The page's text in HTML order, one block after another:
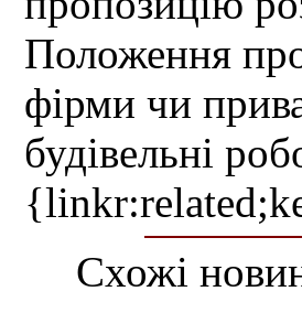
Положення
фірми чи
будівельні
Схожі